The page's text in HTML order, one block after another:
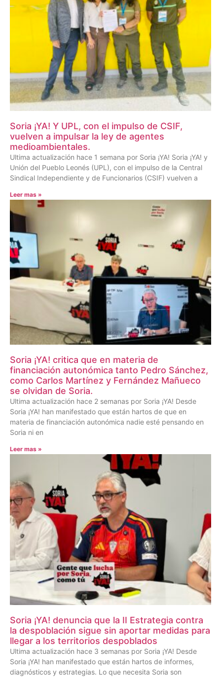
Soria ¡YA! Y UPL, con el impulso de CSIF,
vuelven a impulsar la ley de agentes
medioambientales.
Ultima actualización hace 1 semana por Soria ¡YA! Soria ¡YA! y
Unión del Pueblo Leonés (UPL), con el impulso de la Central
Sindical Independiente y de Funcionarios (CSIF) vuelven a
Leer mas »
Soria ¡YA! critica que en materia de
financiación autonómica tanto Pedro Sánchez,
como Carlos Martínez y Fernández Mañueco
se olvidan de Soria.
Ultima actualización hace 2 semanas por Soria ¡YA! Desde
Soria ¡YA! han manifestado que están hartos de que en
materia de financiación autonómica nadie esté pensando en
Soria ni en
Leer mas »
Soria ¡YA! denuncia que la II Estrategia contra
la despoblación sigue sin aportar medidas para
llegar a los territorios despoblados
Ultima actualización hace 3 semanas por Soria ¡YA! Desde
Soria ¡YA! han manifestado que están hartos de informes,
diagnósticos y estrategias. Lo que necesita Soria son